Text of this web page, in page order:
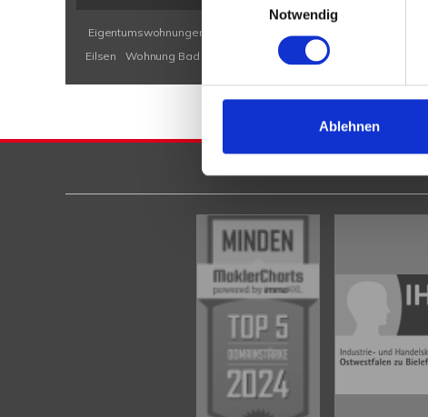
Notwendig
Ablehnen
Eigentumswohnungen Bad Eilsen Eigentumswohnung Bad Eilsen
Eilsen
Wohnung Bad Eilsen kaufen Bad Eilsen